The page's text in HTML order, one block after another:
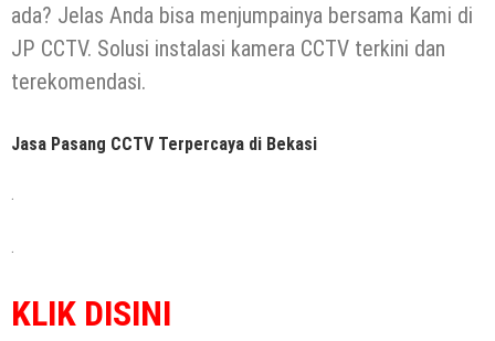
ada? Jelas Anda bisa menjumpainya bersama Kami di
JP CCTV. Solusi instalasi kamera CCTV terkini dan
terekomendasi.
Jasa Pasang CCTV Terpercaya di Bekasi
.
.
KLIK DISINI